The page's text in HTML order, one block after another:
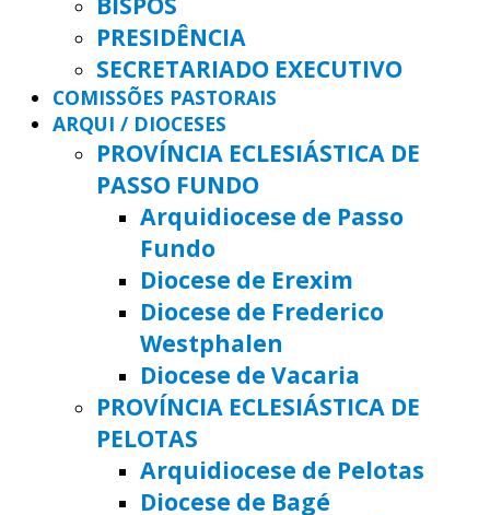
PRESIDÊNCIA
SECRETARIADO EXECUTIVO
COMISSÕES PASTORAIS
ARQUI / DIOCESES
PROVÍNCIA ECLESIÁSTICA DE
PASSO FUNDO
Arquidiocese de Passo
Fundo
Diocese de Erexim
Diocese de Frederico
Westphalen
Diocese de Vacaria
PROVÍNCIA ECLESIÁSTICA DE
PELOTAS
Arquidiocese de Pelotas
Diocese de Bagé